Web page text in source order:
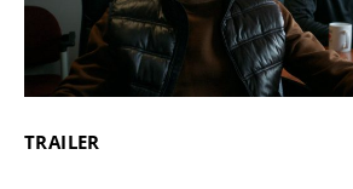
TRAILER